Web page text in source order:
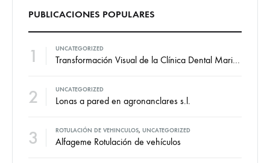
PUBLICACIONES POPULARES
1 UNCATEGORIZED
Transformación Visual de la Clínica Dental Marian: Diseño de Vinilos por VallCor Publicidad
2 UNCATEGORIZED
Lonas a pared en agronanclares s.l.
3 ROTULACIÓN DE VEHINCULOS, UNCATEGORIZED
Alfageme Rotulación de vehículos